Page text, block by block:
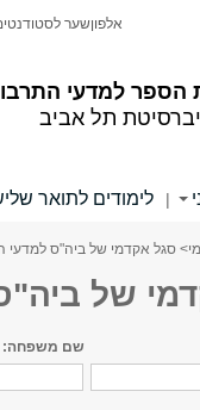
הספר למדעי
תל אביב
אלפוןשער
| לימודים לתואר
> סגל אקדמי של ביה"ס למדעי
של
שם משפחה: